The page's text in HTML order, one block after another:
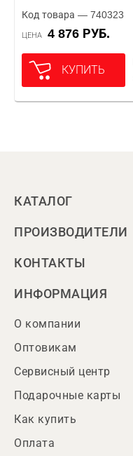
Код товара — 740323
ЦЕНА 4 876 РУБ.
КУПИТЬ
КАТАЛОГ
ПРОИЗВОДИТЕЛИ
КОНТАКТЫ
ИНФОРМАЦИЯ
О компании
Оптовикам
Сервисный центр
Подарочные карты
Как купить
Оплата